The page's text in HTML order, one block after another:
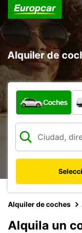
Alquiler de
¿Qué tipo de
Coches
Alquiler de coches
Alquila un